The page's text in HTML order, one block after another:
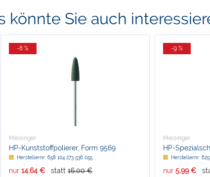
könnte Sie auch
-8 %
Meisinger
HP-Kunststoffpolierer, Form 9569
Herstellernr: 658 104 273 536 055
nur 14,64 € statt 16,00 €
-9 %
Meisinger
HP-
Herstellernr: 625
nur 5,99 €